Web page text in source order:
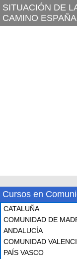
SITUACIÓN DE
CAMINO ESPAÑA
Cursos en
CATALUÑA
COMUNIDAD DE
ANDALUCÍA
COMUNIDAD
PAÍS VASCO